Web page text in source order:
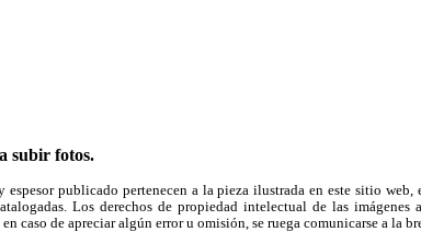
subir fotos.
publicado pertenecen a la pieza ilustrada en este sitio
Los derechos de propiedad intelectual de las
caso de apreciar algún error u omisión, se ruega comunicarse a la